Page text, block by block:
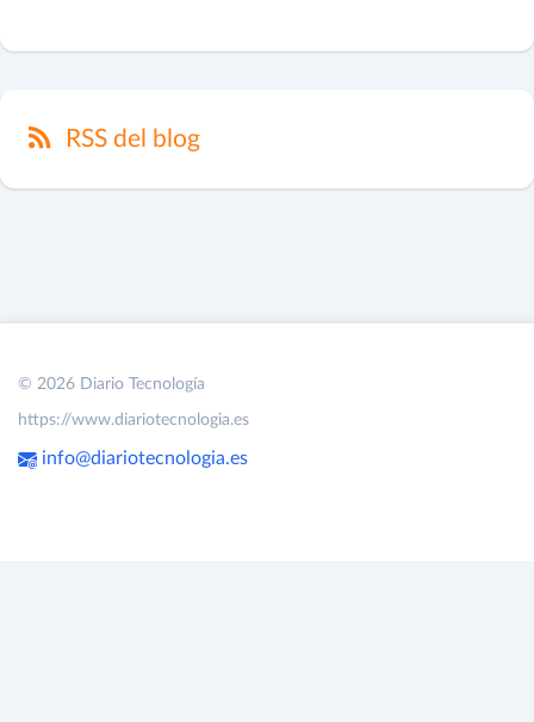
RSS del blog
© 2026 Diario Tecnología
https://www.diariotecnologia.es
info@diariotecnologia.es